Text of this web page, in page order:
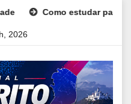
para o Enem: guia completo
2026